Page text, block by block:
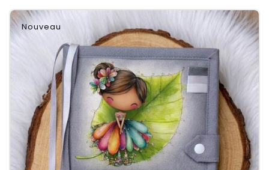
Nouveau